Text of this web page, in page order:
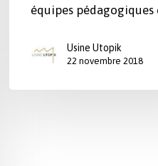
équipes pédagogiques
Usine Utopik
22 novembre 2018